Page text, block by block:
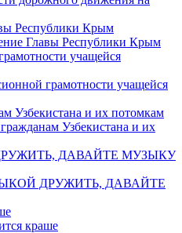
Главы Республики Крым
грамотности учащейся
Узбекистана и их
ДРУЖИТЬ, ДАВАЙТЕ
краше